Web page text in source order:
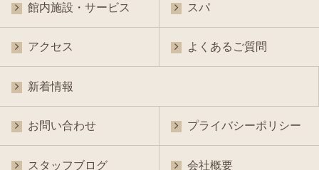
館内施設・サービス スパ
アクセス よくあるご質問
新着情報
お問い合わせ プライバシーポリシー
スタッフブログ 会社概要